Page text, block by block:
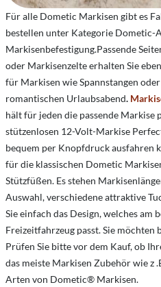
Für alle Dometic Markisen gibt es
bestellen unter Kategorie Dometic-
Markisenbefestigung.Passende
oder Markisenzelte erhalten Sie
für Markisen wie Spannstangen
romantischen Urlaubsabend.
hält für jeden die passende
stützenlosen 12-Volt-Markise
bequem per Knopfdruck ausfahren
für die klassischen Dometic
Stützfüßen. Es stehen
Auswahl, verschiedene attraktive
Sie einfach das Design, welches am
Freizeitfahrzeug passt. Sie
Prüfen Sie bitte vor dem Kauf, ob
das meiste Markisen Zubehör wie z
Arten von Dometic® Markisen.